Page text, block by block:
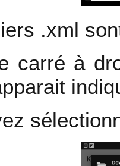
.xml
carré à